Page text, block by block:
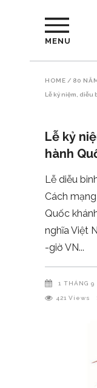
MENU
HOME / 80
Lễ kỷ niệm, diễu
Lễ kỷ
hành
Lễ diễu
Cách
Quốc
nghĩa Việt
-giờ VN
1 THÁNG 9
421 Views